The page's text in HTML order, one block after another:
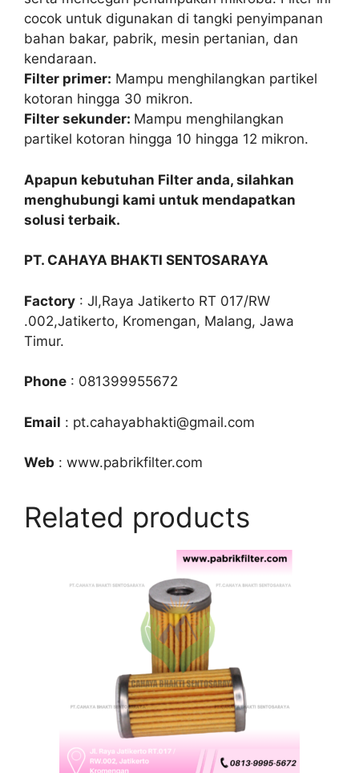
cocok untuk digunakan di tangki penyimpanan
bahan bakar, pabrik, mesin pertanian, dan
kendaraan.
Filter primer: Mampu menghilangkan partikel
kotoran hingga 30 mikron.
Filter sekunder: Mampu menghilangkan
partikel kotoran hingga 10 hingga 12 mikron.
Apapun kebutuhan Filter anda, silahkan
menghubungi kami untuk mendapatkan
solusi terbaik.
PT. CAHAYA BHAKTI SENTOSARAYA
Factory : Jl,Raya Jatikerto RT 017/RW
.002,Jatikerto, Kromengan, Malang, Jawa
Timur.
Phone : 081399955672
Email : pt.cahayabhakti@gmail.com
Web : www.pabrikfilter.com
Related products